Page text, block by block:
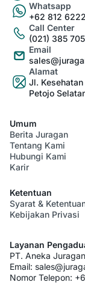
Whatsapp
+62 812
Call Center
(021) 385
Email
Alamat
Jl. Kesehatan
Petojo
Umum
Berita Juragan
Tentang Kami
Hubungi Kami
Karir
Ketentuan
Syarat &
Kebijakan Privasi
Layanan
PT. Aneka
Email:
Nomor Telepon: